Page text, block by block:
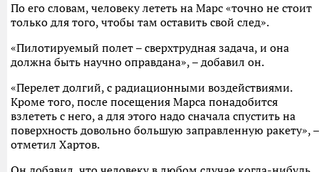
По его словам, человеку лететь на Марс «точно не стоит
только для того, чтобы там оставить свой след».
«Пилотируемый полет – сверхтрудная задача, и она
должна быть научно оправдана», – добавил он.
«Перелет долгий, с радиационными воздействиями.
Кроме того, после посещения Марса понадобится
взлететь с него, а для этого надо сначала спустить на
поверхность довольно большую заправленную ракету», –
отметил Хартов.